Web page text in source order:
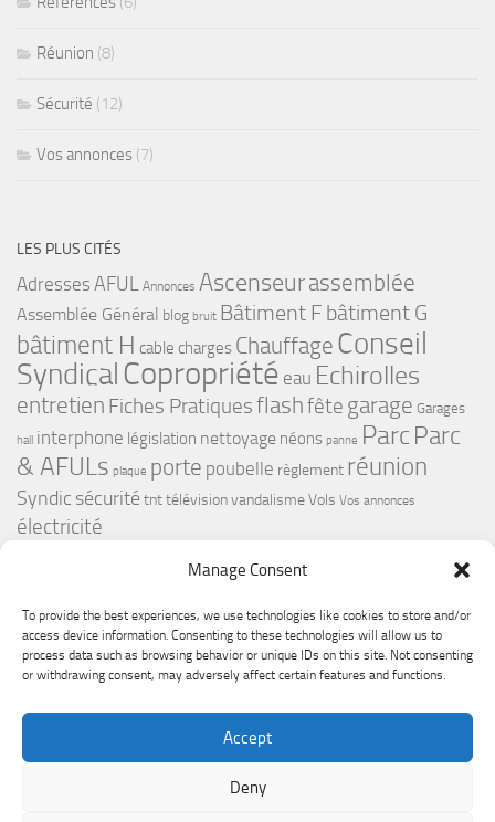
Manage Consent
To provide the best experiences, we use technologies like cookies to store and/or
access device information. Consenting to these technologies will allow us to
process data such as browsing behavior or unique IDs on this site. Not consenting
or withdrawing consent, may adversely affect certain features and functions.
Accept
Deny
Réunion (8)
Sécurité (12)
Vos annonces (7)
LES PLUS CITÉS
Adresses AFUL Annonces Ascenseurassemblée
Assemblée Général blog bruit Bâtiment F bâtiment G
bâtiment H cable charges Chauffage Conseil
Syndical Copropriété eau Echirolles
entretien Fiches Pratiquesflashfête garage Garages
hall interphone législation nettoyage néons panne ParcParc
& AFULs plaque porte poubelle règlement réunion
Syndic sécurité tnttélévisionvandalismeVols Vos annonces
électricité
réservés.